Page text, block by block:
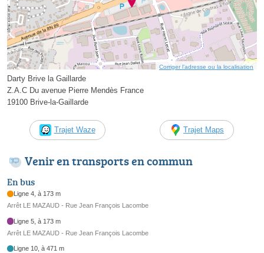
Corriger l’adresse ou la localisation
Darty Brive la Gaillarde
Z.A.C Du avenue Pierre Mendès France
19100 Brive-la-Gaillarde
Trajet Waze Trajet Maps
Venir en transports en commun
En bus
Ligne 4, à 173 m
Arrêt LE MAZAUD - Rue Jean François Lacombe
Ligne 5, à 173 m
Arrêt LE MAZAUD - Rue Jean François Lacombe
Ligne 10, à 471 m